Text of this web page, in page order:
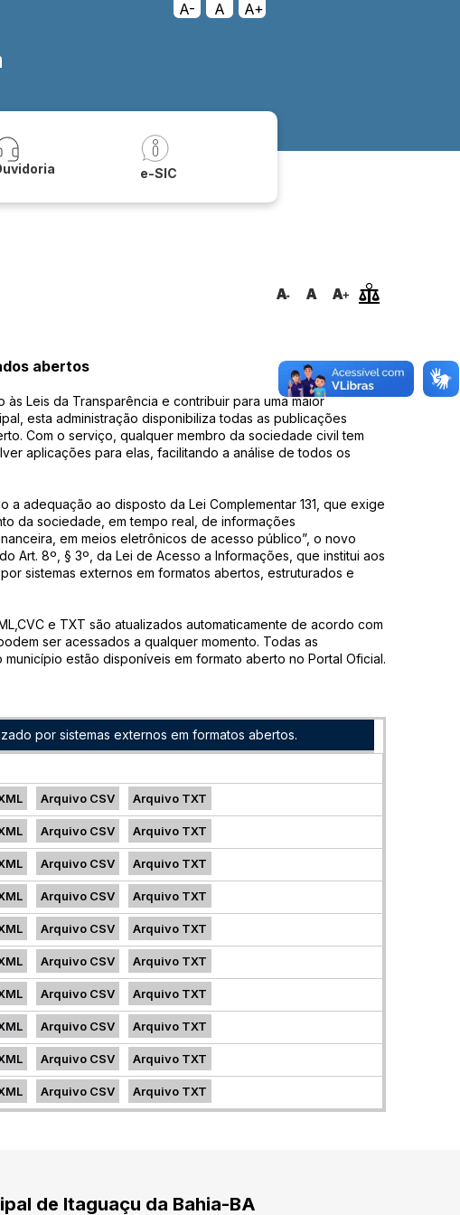
A- A
A+
e-SIC
abertos
Leis da Transparência e contribuir para uma maior
esta administração disponibiliza todas as publicações
Com o serviço, qualquer membro da sociedade civil tem
aplicações para elas, facilitando a análise de todos os
a adequação ao disposto da Lei Complementar 131, que exige
da sociedade, em tempo real, de informações
em meios eletrônicos de acesso público”, o novo
Art. 8º, § 3º, da Lei de Acesso a Informações, que institui aos
sistemas externos em formatos abertos, estruturados e
e TXT são atualizados automaticamente de acordo com
ser acessados a qualquer momento. Todas as
estão disponíveis em formato aberto no Portal Oficial.
por sistemas externos em formatos abertos.
Arquivo CSV Arquivo TXT
Arquivo CSV Arquivo TXT
Arquivo CSV Arquivo TXT
Arquivo CSV Arquivo TXT
Arquivo CSV Arquivo TXT
Arquivo CSV Arquivo TXT
Arquivo CSV Arquivo TXT
Arquivo CSV Arquivo TXT
Arquivo CSV Arquivo TXT
Arquivo CSV Arquivo TXT
de Itaguaçu da Bahia-BA